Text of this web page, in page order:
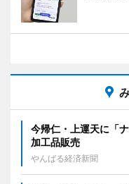
今帰仁・上運天に「
加工品販売
やんばる経済新聞